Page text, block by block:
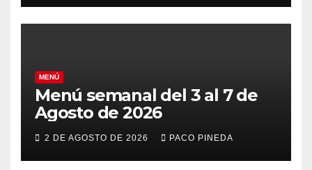
MENÚ
Menú semanal del 3 al 7 de
Agosto de 2026
2 DE AGOSTO DE 2026 PACO PINEDA